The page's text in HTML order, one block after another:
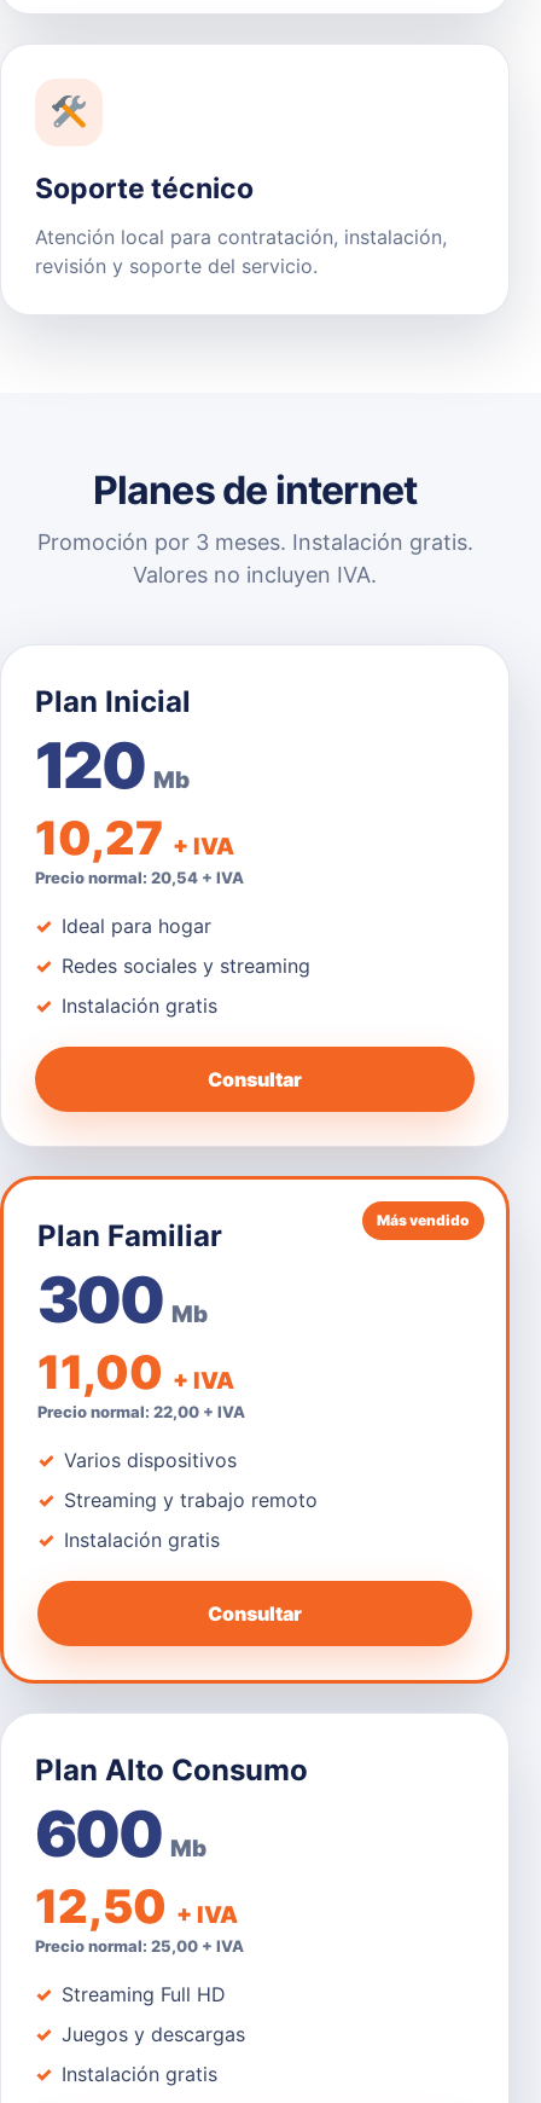
Soporte técnico
Atención local para contratación, instalación,
revisión y soporte del servicio.
Planes de internet
Promoción por 3 meses. Instalación gratis.
Valores no incluyen IVA.
Plan Inicial
120 Mb
10,27 + IVA
Precio normal: 20,54 + IVA
Ideal para hogar
Redes sociales y streaming
Instalación gratis
Consultar
Más vendido
Plan Familiar
300 Mb
11,00 + IVA
Precio normal: 22,00 + IVA
Varios dispositivos
Streaming y trabajo remoto
Instalación gratis
Consultar
Plan Alto Consumo
600 Mb
12,50 + IVA
Precio normal: 25,00 + IVA
Streaming Full HD
Juegos y descargas
Instalación gratis